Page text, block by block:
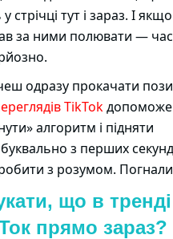
стрічці тут і зараз. І
за ними полювати — час
одразу прокачати
TikTokдопоможе
алгоритм і підняти
з перших
з розумом.
що в
прямо зараз?